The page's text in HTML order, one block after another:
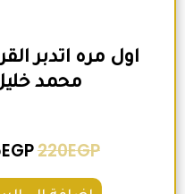
اول مره اتدبر
محمد
220EGP
EGP